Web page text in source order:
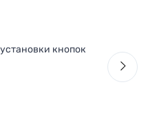
кнопок